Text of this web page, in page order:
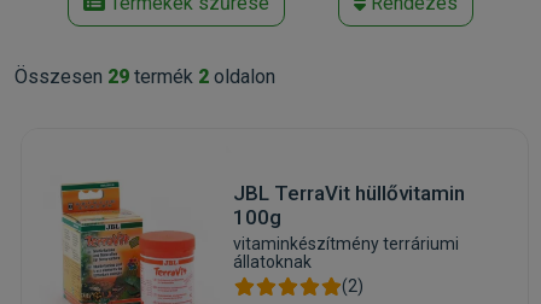
Összesen 29 termék 2 oldalon
JBL TerraVit hüllővitamin
100g
vitaminkészítmény terráriumi
állatoknak
(2)